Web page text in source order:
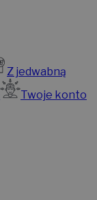
Z jedwabną
Twoje konto